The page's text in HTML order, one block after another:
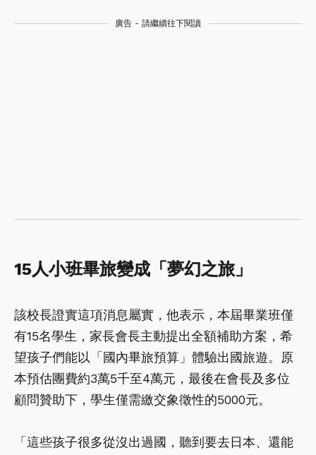
廣告 - 請繼續往下閱讀
15人小班畢旅變成「夢幻之旅」
該校長證實這項消息屬實，他表示，本屆畢業班僅
有15名學生，家長會長主動提出全額補助方案，希
望孩子們能以「國內畢旅預算」體驗出國旅遊。原
本預估團費約3萬5千至4萬元，最後在會長及多位
顧問贊助下，學生僅需繳交象徵性的5000元。
「這些孩子很多從沒出過國，聽到要去日本、還能